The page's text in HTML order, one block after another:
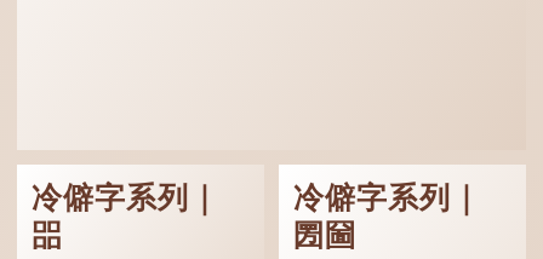
冷僻字系列｜
㗊
冷僻字系列｜
圐圙